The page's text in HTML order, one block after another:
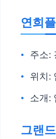
연희
주소:
위치:
소개:
그랜